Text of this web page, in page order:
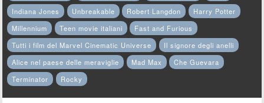
Indiana Jones
Unbreakable Robert Langdon
Harry Potter
Millennium
Teen movie italiani
Fast and Furious
Tutti i film del Marvel Cinematic Universe
Il signore degli anelli
Alice nel paese delle meraviglie
Mad Max
Che Guevara
Terminator
Rocky